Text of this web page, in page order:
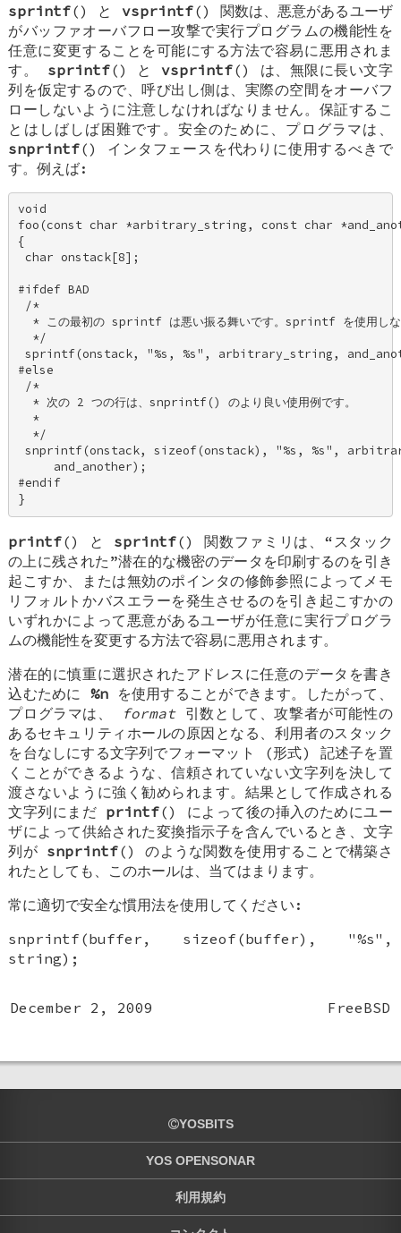
sprintf() と vsprintf() 関数は、悪意があるユーザ
がバッファオーバフロー攻撃で実行プログラムの機能性を
任意に変更することを可能にする方法で容易に悪用されま
す。 sprintf() とvsprintf() は、無限に長い文字
列を仮定するので、呼び出し側は、実際の空間をオーバフ
ローしないように注意しなければなりません。保証するこ
とはしばしば困難です。安全のために、プログラマは、
snprintf() インタフェースを代わりに使用するべきで
す。例えば:
void
foo(const char *arbitrary_string, const char
{
char onstack[8];
#ifdef BAD
/*
* この最初の sprintf は悪い振る舞いです。sprintf を使用し
  */
sprintf(onstack, "%s, %s", arbitrary_string,
#else
/*
  * 次の 2 つの行は、snprintf() のより良い使用例です。
  *
  */
snprintf(onstack, sizeof(onstack), "%s, %s",
     and_another);
#endif
}
printf() と sprintf() 関数ファミリは、“スタック
の上に残された”潜在的な機密のデータを印刷するのを引き
起こすか、または無効のポインタの修飾参照によってメモ
リフォルトかバスエラーを発生させるのを引き起こすかの
いずれかによって悪意があるユーザが任意に実行プログラ
ムの機能性を変更する方法で容易に悪用されます。
潜在的に慎重に選択されたアドレスに任意のデータを書き
込むために %nを使用することができます。したがって、
プログラマは、
format引数として、攻撃者が可能性の
あるセキュリティホールの原因となる、利用者のスタック
を台なしにする文字列でフォーマット (形式) 記述子を置
くことができるような、信頼されていない文字列を決して
渡さないように強く勧められます。結果として作成される
文字列にまだ printf() によって後の挿入のためにユー
ザによって供給された変換指示子を含んでいるとき、文字
列が snprintf() のような関数を使用することで構築さ
れたとしても、このホールは、当てはまります。
常に適切で安全な慣用法を使用してください:
snprintf(buffer, sizeof(buffer), "%s",
string);
December 2, 2009 FreeBSD
YOSBITS
YOS OPENSONAR
利用規約